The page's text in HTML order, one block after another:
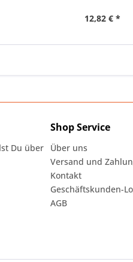
12,82 € *
Du über
Shop Service
Über uns
Versand und
Kontakt
Geschäftskunden-
AGB